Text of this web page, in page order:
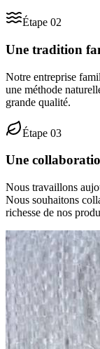
Étape 02
Une tradition
Notre entreprise
une méthode
grande qualité.
Étape 03
Une
Nous travaillons
Nous souhaitons
richesse de nos